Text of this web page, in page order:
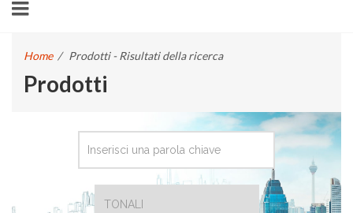
Home / Prodotti - Risultati della ricerca
Prodotti